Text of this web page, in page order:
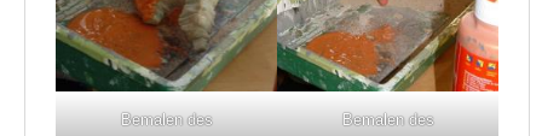
Bemalen des
Bemalen des